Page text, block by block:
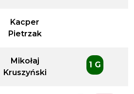
Kacper
Pietrzak
Mikołaj
Kruszyński
1 G